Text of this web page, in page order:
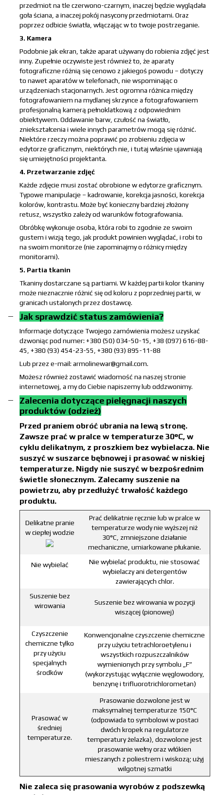
przedmiot na tle czerwono-czarnym, inaczej będzie wyglądała
goła ściana, a inaczej pokój nasycony przedmiotami. Oraz
poprzez odbicie światła, włączając w to twoje postrzeganie.
3. Kamera
Podobnie jak ekran, także aparat używany do robienia zdjęć jest
inny. Zupełnie oczywiste jest również to, że aparaty
fotograficzne różnią się cenowo z jakiegoś powodu – dotyczy
to nawet aparatów w telefonach, nie wspominając o
urządzeniach stacjonarnych. Jest ogromna różnica między
fotografowaniem na mydlanej skrzynce a fotografowaniem
profesjonalną kamerą pełnoklatkową z odpowiednim
obiektywem. Oddawanie barw, czułość na światło,
zniekształcenia i wiele innych parametrów mogą się różnić.
Niektóre rzeczy można poprawić po zrobieniu zdjęcia w
edytorze graficznym, niektórych nie, i tutaj właśnie ujawniają
się umiejętności projektanta.
4. Przetwarzanie zdjęć
Każde zdjęcie musi zostać obrobione w edytorze graficznym.
Typowe manipulacje – kadrowanie, korekcja jasności, korekcja
kolorów, kontrastu. Może być konieczny bardziej złożony
retusz, wszystko zależy od warunków fotografowania.
Obróbkę wykonuje osoba, która robi to zgodnie ze swoim
gustem i wizją tego, jak produkt powinien wyglądać, i robi to
na swoim monitorze (nie zapominajmy o różnicy między
monitorami).
5. Partia tkanin
Tkaniny dostarczane są partiami. W każdej partii kolor tkaniny
może nieznacznie różnić się od koloru z poprzedniej partii, w
granicach ustalonych przez dostawcę.
Jak sprawdzić status zamówienia?
Informacje dotyczące Twojego zamówienia możesz uzyskać
dzwoniąc pod numer: +380 (50) 034-50-15, +38 (097) 616-88-
45, +380 (93) 454-23-55, +380 (93) 895-11-88
Lub przez e-mail: armolinewar@gmail.com.
Możesz również zostawić wiadomość na naszej stronie
internetowej, a my do Ciebie napiszemy lub oddzwonimy.
Zalecenia dotyczące pielęgnacji naszych
produktów (odzież)
Przed praniem obróć ubrania na lewą stronę.
Zawsze prać w pralce w temperaturze 30°C, w
cyklu delikatnym, z proszkiem bez wybielacza. Nie
suszyć w suszarce bębnowej i prasować w niskiej
temperaturze. Nigdy nie suszyć w bezpośrednim
świetle słonecznym. Zalecamy suszenie na
powietrzu, aby przedłużyć trwałość każdego
produktu.
Delikatne pranie
w ciepłej wodzie
Prać delikatnie ręcznie lub w pralce w
temperaturze wody nie wyższej niż
30°C, zmniejszone działanie
mechaniczne, umiarkowane płukanie.
Nie wybielać
Nie wybielać produktu, nie stosować
wybielaczy ani detergentów
zawierających chlor.
Suszenie bez
wirowania
Suszenie bez wirowania w pozycji
wiszącej (pionowej)
Czyszczenie
chemiczne tylko
przy użyciu
specjalnych
środków
Konwencjonalne czyszczenie chemiczne
przy użyciu tetrachloroetylenu i
wszystkich rozpuszczalników
wymienionych przy symbolu „F”
(wykorzystując wyłącznie węglowodory,
benzynę i trifluorotrichlorometan)
Prasować w
średniej
temperaturze.
Prasowanie dozwolone jest w
maksymalnej temperaturze 150°C
(odpowiada to symbolowi w postaci
dwóch kropek na regulatorze
temperatury żelazka), dozwolone jest
prasowanie wełny oraz włókien
mieszanych z poliestrem i wiskozą; użyj
wilgotnej szmatki
Nie zaleca się prasowania wyrobów z podszewką